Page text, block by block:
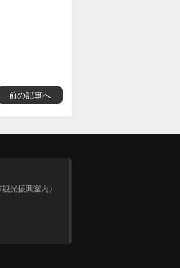
前の記事へ
光振興室内）